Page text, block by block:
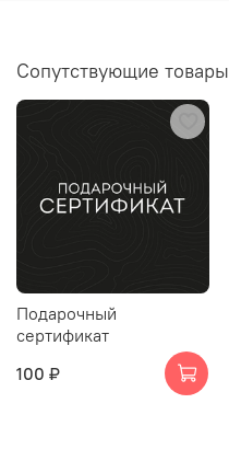
Сопутствующие товары
Подарочный
сертификат
100 ₽